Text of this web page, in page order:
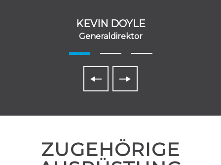
KEVIN DOYLE
Generaldirektor
ZUGEHÖRIGE